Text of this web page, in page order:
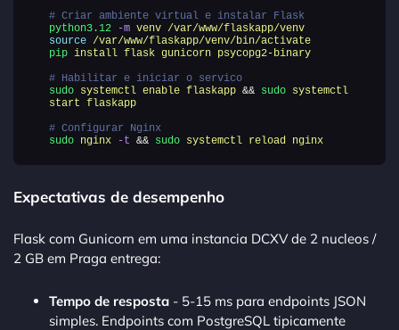
# Criar ambiente virtual e instalar Flask
python3.12 -m venv /var/www/flaskapp/venv
source /var/www/flaskapp/venv/bin/activate
pip install flask gunicorn psycopg2-binary
# Habilitar e iniciar o servico
sudo systemctl enable flaskapp && sudo systemctl
start flaskapp
# Configurar Nginx
sudo nginx -t && sudo systemctl reload nginx
Expectativas de desempenho
Flask com Gunicorn em uma instancia DCXV de 2 nucleos /
2 GB em Praga entrega:
Tempo de resposta - 5-15 ms para endpoints JSON
simples. Endpoints com PostgreSQL tipicamente